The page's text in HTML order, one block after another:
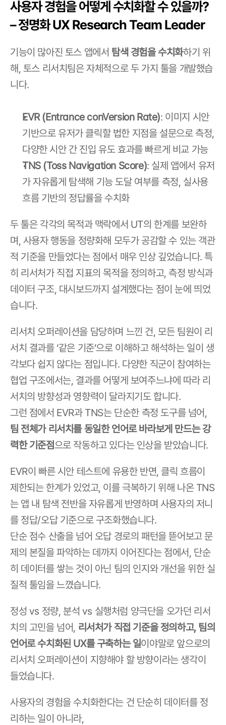
사용자 경험을 어떻게 수치화할 수 있을까?
– 정명화 UX Research Team Leader
기능이 많아진 토스 앱에서 탐색 경험을 수치화하기 위
해, 토스 리서치팀은 자체적으로 두 가지 툴을 개발했습
니다.
EVR (Entrance conVersion Rate): 이미지 시안
기반으로 유저가 클릭할 법한 지점을 설문으로 측정,
다양한 시안 간 진입 유도 효과를 빠르게 비교 가능
TNS (Toss Navigation Score): 실제 앱에서 유저
가 자유롭게 탐색해 기능 도달 여부를 측정, 실사용
흐름 기반의 정답률을 수치화
두 툴은 각각의 목적과 맥락에서 UT의 한계를 보완하
며, 사용자 행동을 정량화해 모두가 공감할 수 있는 객관
적 기준을 만들었다는 점에서 매우 인상 깊었습니다. 특
히 리서처가 직접 지표의 목적을 정의하고, 측정 방식과
데이터 구조, 대시보드까지 설계했다는 점이 눈에 띄었
습니다.
리서치 오퍼레이션을 담당하며 느낀 건, 모든 팀원이 리
서치 결과를 ‘같은 기준’으로 이해하고 해석하는 일이 생
각보다 쉽지 않다는 점입니다. 다양한 직군이 참여하는
협업 구조에서는, 결과를 어떻게 보여주느냐에 따라 리
서치의 방향성과 영향력이 달라지기도 합니다.
팀 전체가 리서치를 동일한 언어로 바라보게 만드는 강
력한 기준점으로 작동하고 있다는 인상을 받았습니다.
EVR이 빠른 시안 테스트에 유용한 반면, 클릭 흐름이
제한되는 한계가 있었고, 이를 극복하기 위해 나온 TNS
는 앱 내 탐색 전반을 자유롭게 반영하며 사용자의 저니
를 정답/오답 기준으로 구조화했습니다.
단순 점수 산출을 넘어 오답 경로의 패턴을 뜯어보고 문
제의 본질을 파악하는 데까지 이어진다는 점에서, 단순
히 데이터를 쌓는 것이 아닌 팀의 인지와 개선을 위한 실
질적 툴임을 느꼈습니다.
정성 vs 정량, 분석 vs 실행처럼 양극단을 오가던 리서
치의 고민을 넘어, 리서처가 직접 기준을 정의하고, 팀의
언어로 수치화된 UX를 구축하는 일이야말로 앞으로의
리서치 오퍼레이션이 지향해야 할 방향이라는 생각이
들었습니다.
사용자의 경험을 수치화한다는 건 단순히 데이터를 정
리하는 일이 아니라,